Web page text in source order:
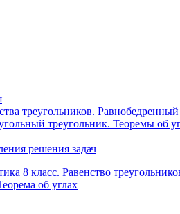
треугольников. Равнобедренный
треугольник. Теоремы об
решения задач
8 класс. Равенство
об углах